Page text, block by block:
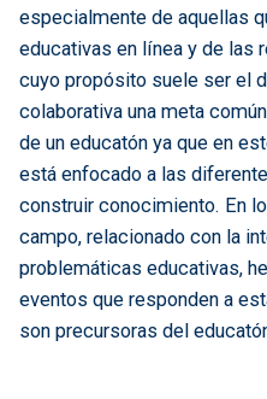
especialmente de aquellas
educativas en línea y de las
cuyo propósito suele ser el
colaborativa una meta
de un educatón ya que en
está enfocado a las
construir conocimiento. En
campo, relacionado con la
problemáticas educativas,
eventos que responden a
son precursoras del